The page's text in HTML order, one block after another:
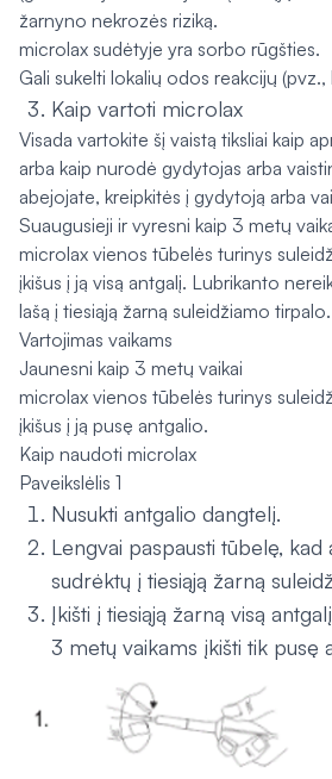
žarnyno nekrozės riziką.
microlax sudėtyje yra sorbo rūgšties.
Gali sukelti lokalių odos reakcijų
Kaip vartoti microlax
Visada vartokite šį vaistą tiksliai kaip
arba kaip nurodė gydytojas arba
abejojate, kreipkitės į gydytoją arba
Suaugusieji ir vyresni kaip 3 metų
microlax vienos tūbelės turinys
įkišus į ją visą antgalį. Lubrikanto
lašą į tiesiąją žarną suleidžiamo tirpalo.
Vartojimas vaikams
Jaunesni kaip 3 metų vaikai
microlax vienos tūbelės turinys
įkišus į ją pusę antgalio.
Kaip naudoti microlax
Paveikslėlis 1
Nusukti antgalio dangtelį.
Lengvai paspausti tūbelę, kad
sudrėktų į tiesiąją žarną
Įkišti į tiesiąją žarną visą
3 metų vaikams įkišti tik pusę